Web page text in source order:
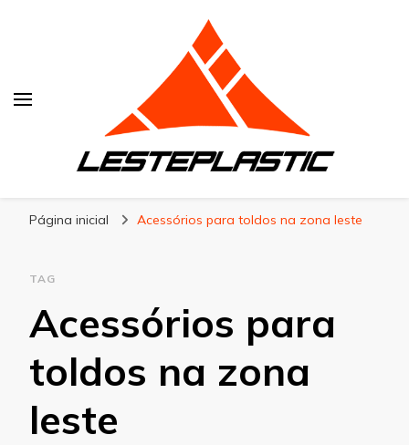
Página inicial Acessórios para toldos na zona leste
TAG
Acessórios para
toldos na zona
leste